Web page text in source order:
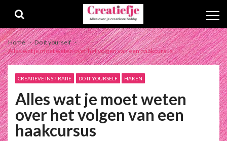
navigation
content
Home
Do it yourself
Alles wat je moet weten over het volgen van een haakcursus
CREATIEVE INSPIRATIE DO IT YOURSELF HAKEN
Alles wat je moet weten
over het volgen van een
haakcursus